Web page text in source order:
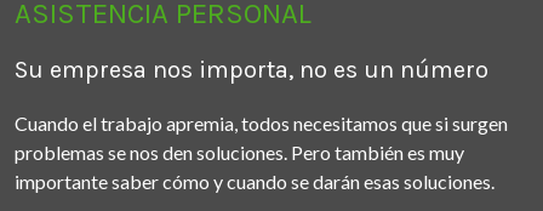
ASISTENCIA PERSONAL
Su empresa nos importa, no es un número
Cuando el trabajo apremia, todos necesitamos que si surgen
problemas se nos den soluciones. Pero también es muy
importante saber cómo y cuando se darán esas soluciones.